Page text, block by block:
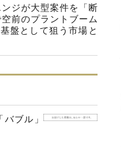
ジが大型案件を「断
前のプラントブーム
盤として狙う市場と
ブル」